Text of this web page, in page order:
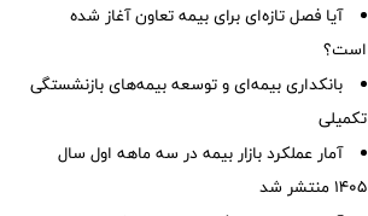
آیا فصل تازه‌ای برای بیمه تعاون آغاز شده
است؟
بانکداری بیمه‌ای و توسعه بیمه‌های بازنشستگی
تکمیلی
آمار عملكرد بازار بیمه در سه ماهه اول سال
1405 منتشر شد